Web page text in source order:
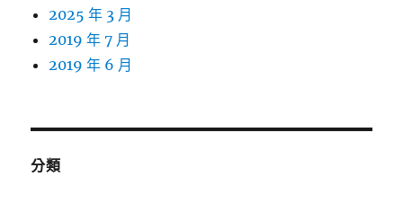
2025 年 3 月
2019 年 7 月
2019 年 6 月
分類